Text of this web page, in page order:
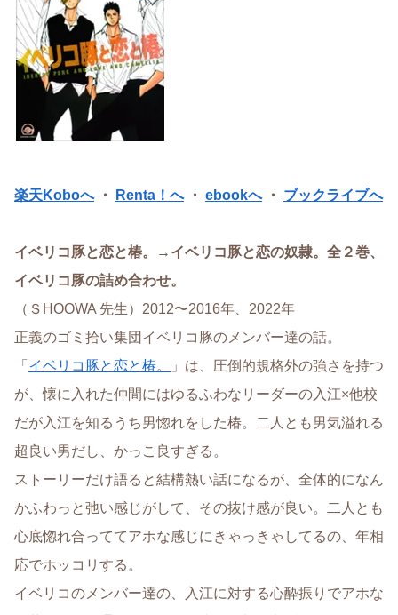
楽天Koboへ・ Renta！へ・ ebookへ・ ブックライブへ
イベリコ豚と恋と椿。→イベリコ豚と恋の奴隷。全２巻、
イベリコ豚の詰め合わせ。
（ＳHOOWA 先生）2012〜2016年、2022年
正義のゴミ拾い集団イベリコ豚のメンバー達の話。
「 イベリコ豚と恋と椿。
」は、圧倒的規格外の強さを持つ
が、懐に入れた仲間にはゆるふわなリーダーの入江×他校
だが入江を知るうち男惚れをした椿。二人とも男気溢れる
超良い男だし、かっこ良すぎる。
ストーリーだけ語ると結構熱い話になるが、全体的になん
かふわっと弛い感じがして、その抜け感が良い。二人とも
心底惚れ合っててアホな感じにきゃっきゃしてるの、年相
応でホッコリする。
イベリコのメンバー達の、入江に対する心酔振りでアホな